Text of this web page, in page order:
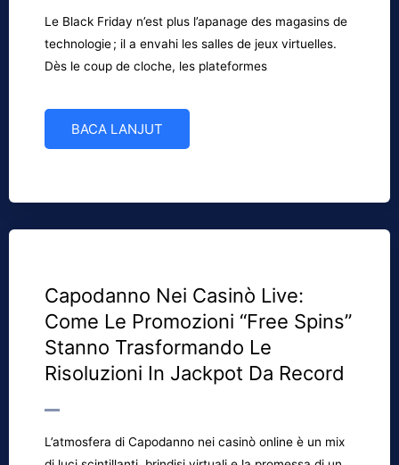
Le Black Friday n’est plus l’apanage des magasins de
technologie ; il a envahi les salles de jeux virtuelles.
Dès le coup de cloche, les plateformes
BACA LANJUT
Capodanno Nei Casinò Live:
Come Le Promozioni “Free Spins”
Stanno Trasformando Le
Risoluzioni In Jackpot Da Record
L’atmosfera di Capodanno nei casinò online è un mix